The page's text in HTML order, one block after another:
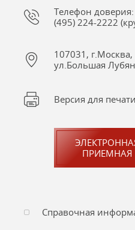
Телефон доверия:
(495) 224-2222
107031, г.Москва,
ул.Большая
Версия для печати
ПРИЕМНАЯ
Справочная